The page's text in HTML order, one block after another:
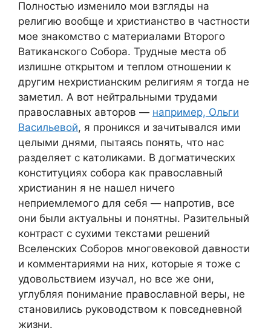
Полностью изменило мои взгляды на
религию вообще и христианство в частности
мое знакомство с материалами Второго
Ватиканского Собора. Трудные места об
излишне открытом и теплом отношении к
другим нехристианским религиям я тогда не
заметил. А вот нейтральными трудами
православных авторов — например, Ольги
Васильевой, я проникся и зачитывался ими
целыми днями, пытаясь понять, что нас
разделяет с католиками. В догматических
конституциях собора как православный
христианин я не нашел ничего
неприемлемого для себя — напротив, все
они были актуальны и понятны. Разительный
контраст с сухими текстами решений
Вселенских Соборов многовековой давности
и комментариями на них, которые я тоже с
удовольствием изучал, но все же они,
углубляя понимание православной веры, не
становились руководством к повседневной
жизни.